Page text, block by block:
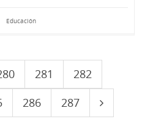
Educación
281
282
286 287